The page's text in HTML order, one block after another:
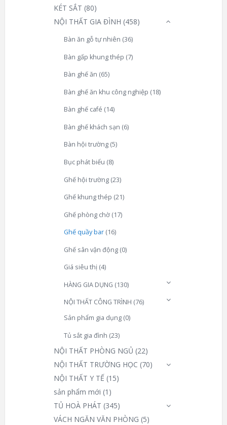
KÉT SẮT (80)
NỘI THẤT GIA ĐÌNH (458)
Bàn ăn gỗ tự nhiên (36)
Bàn gấp khung thép (7)
Bàn ghế ăn (65)
Bàn ghế ăn khu công nghiệp (18)
Bàn ghế café (14)
Bàn ghế khách sạn (6)
Bàn hội trường (5)
Bục phát biểu (8)
Ghế hội trường (23)
Ghế khung thép (21)
Ghế phòng chờ (17)
Ghế quầy bar (16)
Ghế sân vận động (0)
Giá siêu thị (4)
HÀNG GIA DỤNG (130)
NỘI THẤT CÔNG TRÌNH (76)
Sản phẩm gia dụng (0)
Tủ sắt gia đình (23)
NỘI THẤT PHÒNG NGỦ (22)
NỘI THẤT TRƯỜNG HỌC (70)
NỘI THẤT Y TẾ (15)
sản phẩm mới (1)
TỦ HOÀ PHÁT (345)
VÁCH NGĂN VĂN PHÒNG (5)